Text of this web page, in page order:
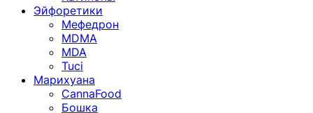
Эйфоретики
Мефедрон
MDMA
MDA
Tuci
Марихуана
CannaFood
Бошка